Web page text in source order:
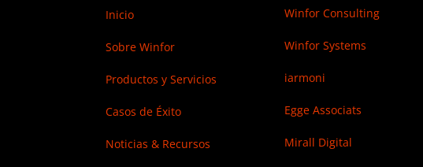
Inicio
Sobre Winfor
Productos y Servicios
Casos de Éxito
Noticias & Recursos
Winfor Consulting
Winfor Systems
iarmoni
Egge Associats
Mirall Digital